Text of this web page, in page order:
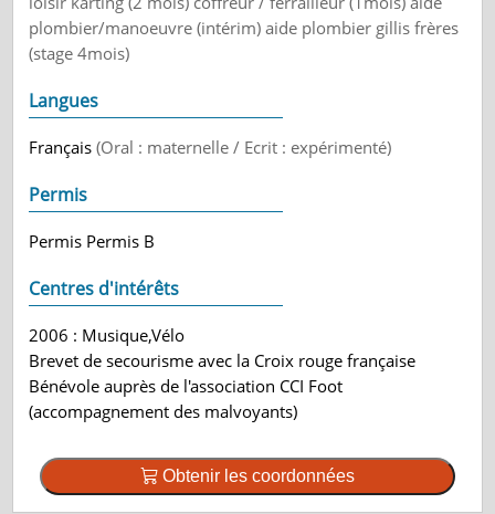
plombier/manoeuvre (intérim) aide plombier gillis frères
(stage 4mois)
Langues
Français(Oral : maternelle / Ecrit : expérimenté)
Permis
Permis Permis B
Centres d'intérêts
2006 : Musique,Vélo
Brevet de secourisme avec la Croix rouge française
Bénévole auprès de l'association CCI Foot
(accompagnement des malvoyants)
Obtenir les coordonnées